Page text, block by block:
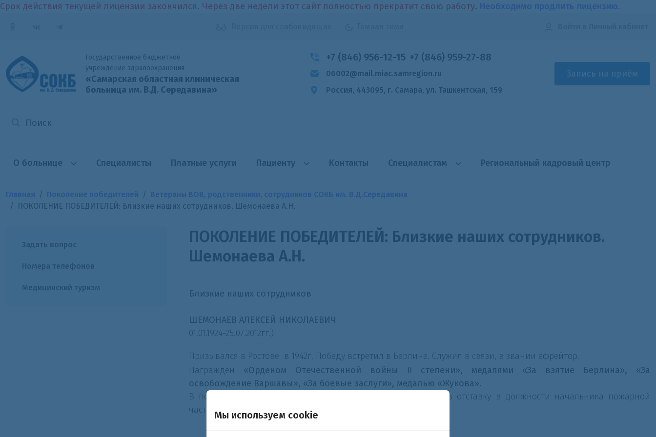
Срок действия текущей лицензии закончился. Через две недели этот сайт полностью прекратит свою работу.
Государственное бюджетное
учреждение здравоохранения
«Самарская областная клиническая
больница им. В.Д. Середавина»
+7 (846) 956-12-15 +7 (846) 959-27-88
06002@mail.miac.samregion.ru
Россия, 443095, г. Самара, ул. Ташкентская, 159
Запись на приём
О больнице Специалисты Платные услуги Пациенту Контакты Специалистам Региональный кадровый центр
ПОКОЛЕНИЕ ПОБЕДИТЕЛЕЙ: Близкие наших сотрудников. Шемонаева А.Н.
Задать вопрос
Номера телефонов
Медицинский туризм
ПОКОЛЕНИЕ ПОБЕДИТЕЛЕЙ: Близкие наших сотрудников.
Шемонаева А.Н.
Близкие наших сотрудников
ШЕМОНАЕВ АЛЕКСЕЙ НИКОЛАЕВИЧ
01.01.1924-25.07.2012гг.)
Призывался в Ростове в 1942г. Победу встретил в Берлине. Служил в связи, в звании ефрейтор.
Награжден «Орденом Отечественной войны II степени», медалями «За взятие Берлина», «За
освобождение Варшавы», «За боевые заслуги», медалью «Жукова».
В послевоенные годы работал в пожарной охране. Вышел в отставку в должности начальника пожарной
части, в звании «майор».
Мы используем cookie